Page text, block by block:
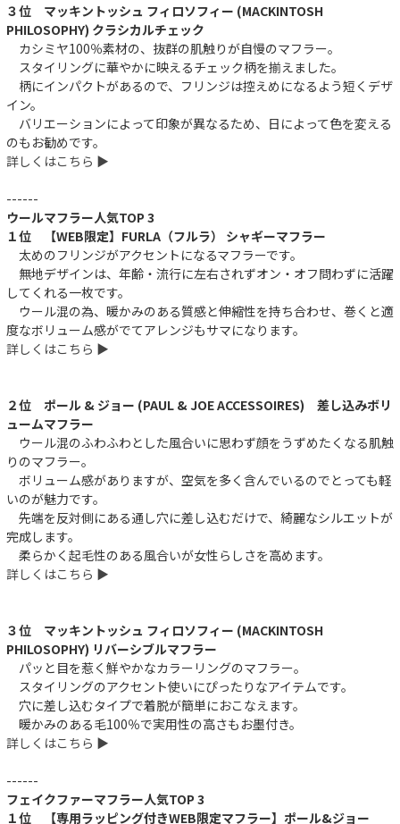
３位 マッキントッシュ フィロソフィー (MACKINTOSH
PHILOSOPHY) クラシカルチェック
カシミヤ100％素材の、抜群の肌触りが自慢のマフラー。
スタイリングに華やかに映えるチェック柄を揃えました。
柄にインパクトがあるので、フリンジは控えめになるよう短くデザ
イン。
バリエーションによって印象が異なるため、日によって色を変える
のもお勧めです。
詳しくはこちら ▶︎
------
ウールマフラー人気TOP 3
１位 【WEB限定】FURLA（フルラ） シャギーマフラー
太めのフリンジがアクセントになるマフラーです。
無地デザインは、年齢・流行に左右されずオン・オフ問わずに活躍
してくれる一枚です。
ウール混の為、暖かみのある質感と伸縮性を持ち合わせ、巻くと適
度なボリューム感がでてアレンジもサマになります。
詳しくはこちら ▶︎
２位 ポール & ジョー (PAUL & JOE ACCESSOIRES) 差し込みボリ
ュームマフラー
ウール混のふわふわとした風合いに思わず顔をうずめたくなる肌触
りのマフラー。
ボリューム感がありますが、空気を多く含んでいるのでとっても軽
いのが魅力です。
先端を反対側にある通し穴に差し込むだけで、綺麗なシルエットが
完成します。
柔らかく起毛性のある風合いが女性らしさを高めます。
詳しくはこちら ▶︎
３位 マッキントッシュ フィロソフィー (MACKINTOSH
PHILOSOPHY) リバーシブルマフラー
パッと目を惹く鮮やかなカラーリングのマフラー。
スタイリングのアクセント使いにぴったりなアイテムです。
穴に差し込むタイプで着脱が簡単におこなえます。
暖かみのある毛100％で実用性の高さもお墨付き。
詳しくはこちら ▶︎
------
フェイクファーマフラー人気TOP 3
１位 【専用ラッピング付きWEB限定マフラー】ポール&ジョー